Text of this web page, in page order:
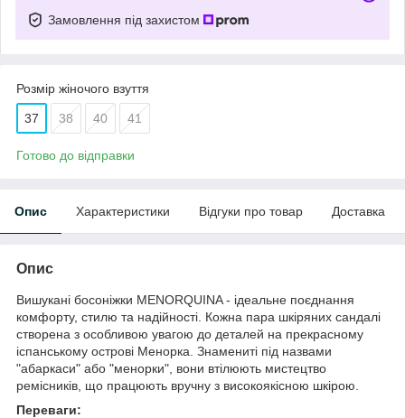
Замовлення під захистом
Розмір жіночого взуття
37 38 40 41
Готово до відправки
Опис Характеристики Відгуки про товар Доставка
Опис
Вишукані босоніжки MENORQUINA - ідеальне поєднання
комфорту, стилю та надійності. Кожна пара шкіряних сандалі
створена з особливою увагою до деталей на прекрасному
іспанському острові Менорка. Знамениті під назвами
"абаркаси" або "менорки", вони втілюють мистецтво
ремісників, що працюють вручну з високоякісною шкірою.
Переваги: